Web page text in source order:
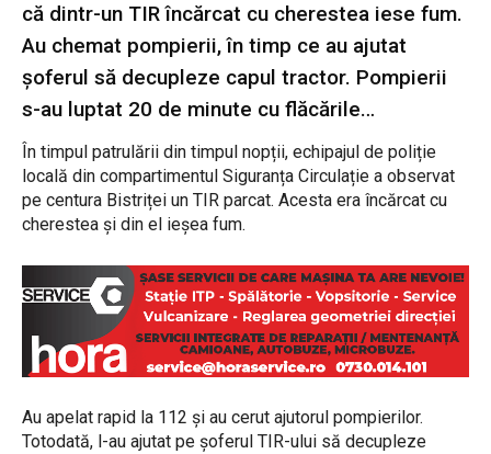
că dintr-un TIR încărcat cu cherestea iese fum.
Au chemat pompierii, în timp ce au ajutat
șoferul să decupleze capul tractor. Pompierii
s-au luptat 20 de minute cu flăcările…
În timpul patrulării din timpul nopții, echipajul de poliție
locală din compartimentul Siguranța Circulație a observat
pe centura Bistriței un TIR parcat. Acesta era încărcat cu
cherestea și din el ieșea fum.
Au apelat rapid la 112 și au cerut ajutorul pompierilor.
Totodată, l-au ajutat pe șoferul TIR-ului să decupleze